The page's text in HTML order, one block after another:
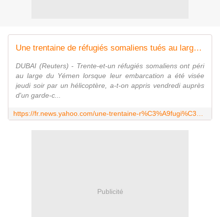
Une trentaine de réfugiés somaliens tués au large du Yémen
DUBAI (Reuters) - Trente-et-un réfugiés somaliens ont péri
au large du Yémen lorsque leur embarcation a été visée
jeudi soir par un hélicoptère, a-t-on appris vendredi auprès
d'un garde-c...
Publicité